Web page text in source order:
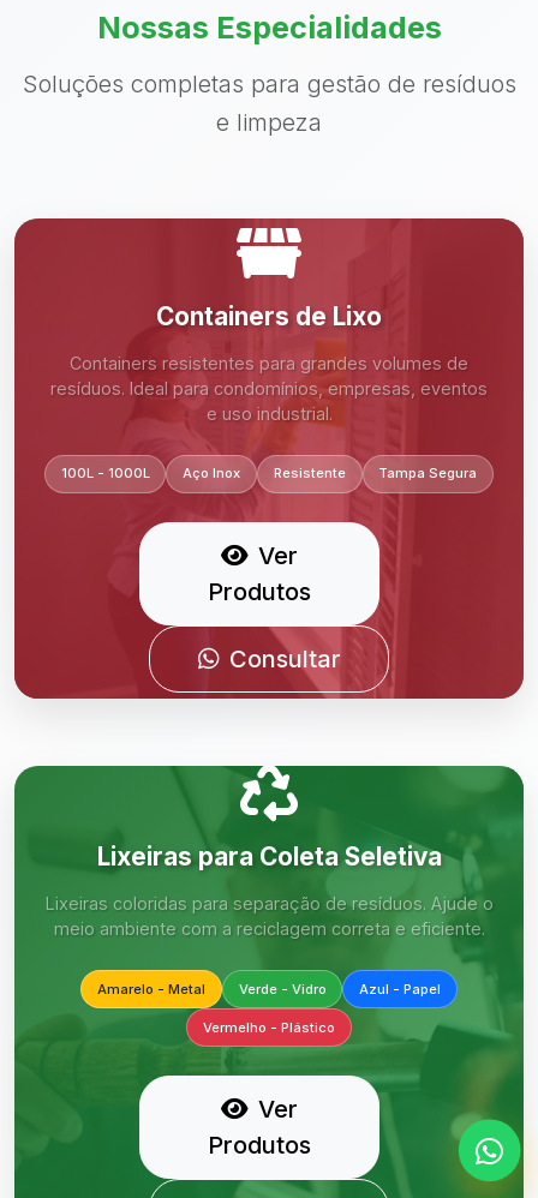
Consultar no WhatsApp
Nossas Especialidades
Soluções completas para gestão de resíduos
e limpeza
Containers de Lixo
Containers resistentes para grandes volumes de
resíduos. Ideal para condomínios, empresas, eventos
e uso industrial.
100L - 1000L Aço Inox Resistente Tampa Segura
Ver
Produtos
Consultar
Lixeiras para Coleta Seletiva
Lixeiras coloridas para separação de resíduos. Ajude o
meio ambiente com a reciclagem correta e eficiente.
Amarelo - Metal Verde - Vidro Azul - Papel
Vermelho - Plástico
Ver
Produtos